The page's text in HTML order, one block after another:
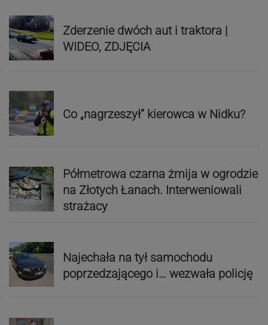
Zderzenie dwóch aut i traktora |
WIDEO, ZDJĘCIA
Co „nagrzeszył” kierowca w Nidku?
Półmetrowa czarna żmija w ogrodzie
na Złotych Łanach. Interweniowali
strażacy
Najechała na tył samochodu
poprzedzającego i… wezwała policję